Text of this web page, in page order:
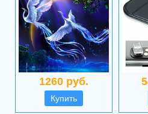
1260 руб.
Купить